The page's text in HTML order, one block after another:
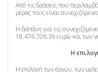
Από τις δράσεις που
μέρος τους είναι
Η δαπάνη για τις
18.476.706.39 ευρώ και των
Η
Η επιλογή των έργων, των